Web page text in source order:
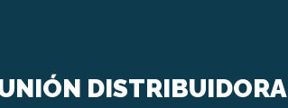
DISTRIBUIDORA